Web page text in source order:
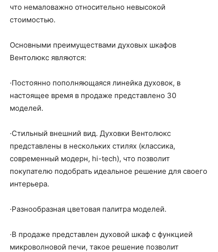
что немаловажно относительно невысокой
стоимостью.
Основными преимуществами духовых шкафов
Вентолюкс являются:
·Постоянно пополняющаяся линейка духовок, в
настоящее время в продаже представлено 30
моделей.
·Стильный внешний вид. Духовки Вентолюкс
представлены в нескольких стилях (классика,
современный модерн, hi-tech), что позволит
покупателю подобрать идеальное решение для своего
интерьера.
·Разнообразная цветовая палитра моделей.
·В продаже представлен духовой шкаф с функцией
микроволновой печи, такое решение позволит